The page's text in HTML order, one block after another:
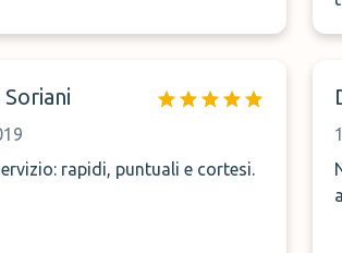
rapidi, puntuali e cortesi.